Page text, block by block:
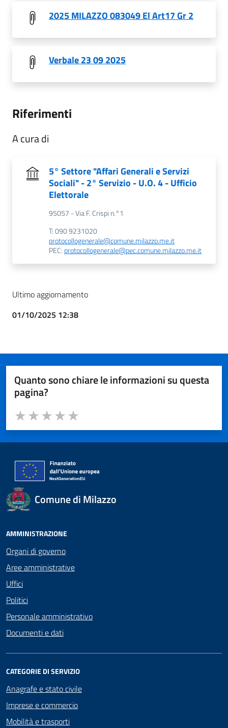
2025 MILAZZO 083049 El Art17 Gr 2
Verbale 23 09 2025
Riferimenti
A cura di
5° Settore "Affari Generali e Servizi
Sociali" - 2° Servizio - U.O. 4 - Ufficio
Elettorale
95057 - Via F. Crispi n.°1
T: 090 9231020
protocollogenerale@comune.milazzo.me.it
PEC: protocollogenerale@pec.comune.milazzo.me.it
Ultimo aggiornamento
01/10/2025 12:38
Quanto sono chiare le informazioni su questa
pagina?
Valuta da 1 a 5 stelle la pagina
Valuta 5 stelle su 5
Valuta 4 stelle su 5
Valuta 3 stelle su 5
Valuta 2 stelle su 5
Valuta 1 stelle su 5
Comune di Milazzo
AMMINISTRAZIONE
Organi di governo
Aree amministrative
Uffici
Politici
Personale amministrativo
Documenti e dati
CATEGORIE DI SERVIZIO
Anagrafe e stato civile
Imprese e commercio
Mobilità e trasporti